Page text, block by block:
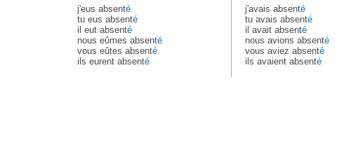
j'eus absenté
tu eus absenté
il eut absenté
nous eûmes absenté
vous eûtes absenté
ils eurent absenté
j'avais absenté
tu avais absenté
il avait absenté
nous avions absenté
vous aviez absenté
ils avaient absenté